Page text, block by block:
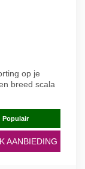
op je
breed scala
Populair
AANBIEDING